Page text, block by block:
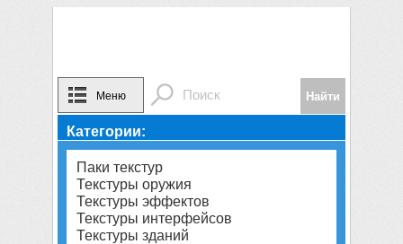
Меню
Категории:
Паки текстур
Текстуры оружия
Текстуры эффектов
Текстуры интерфейсов
Текстуры зданий